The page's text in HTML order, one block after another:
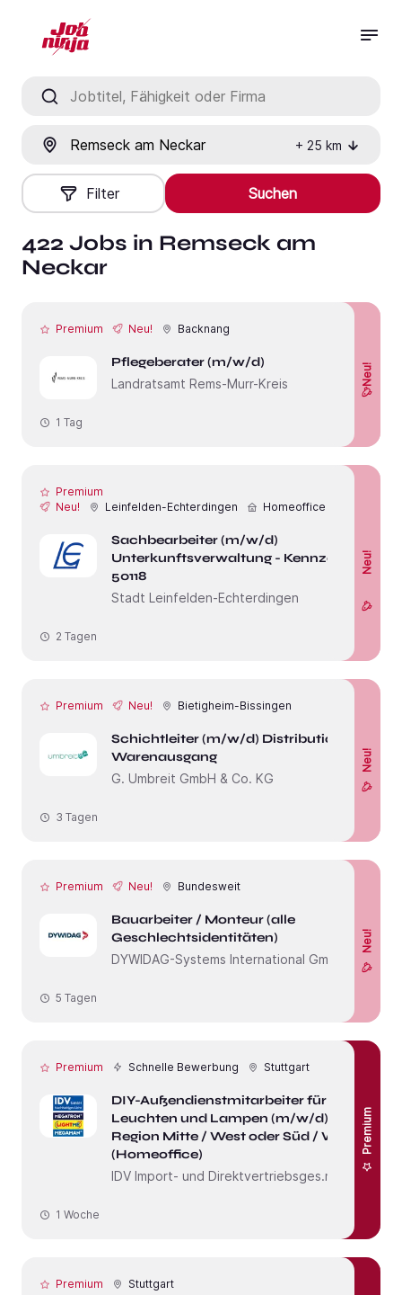
+ 25 km
Filter Suchen
422 Jobs in Remseck am
Neckar
Premium Neu! Backnang
Pflegeberater (m/w/d)
Landratsamt Rems-Murr-Kreis
Neu!
1 Tag
Premium
Neu!
Leinfelden-Echterdingen Homeoffice
Sachbearbeiter (m/w/d)
Unterkunftsverwaltung - Kennzahl
50118
Stadt Leinfelden-Echterdingen
Neu!
2 Tagen
Premium Neu! Bietigheim-Bissingen
Schichtleiter (m/w/d) Distribution /
Warenausgang
G. Umbreit GmbH & Co. KG
Neu!
3 Tagen
Premium Neu! Bundesweit
Bauarbeiter / Monteur (alle
Geschlechtsidentitäten)
DYWIDAG-Systems International GmbH
Neu!
5 Tagen
Premium Schnelle Bewerbung Stuttgart
DIY-Außendienstmitarbeiter für
Leuchten und Lampen (m/w/d)
Region Mitte / West oder Süd / West
(Homeoffice)
IDV Import- und Direktvertriebsges.mbH
Premium
1 Woche
Premium Stuttgart